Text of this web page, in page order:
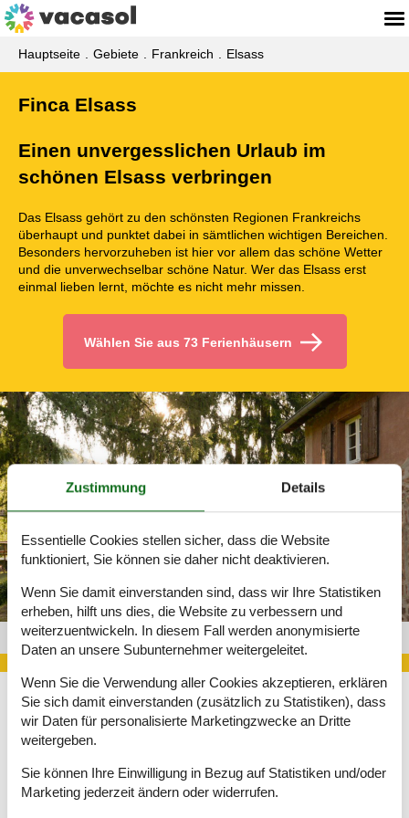
Hauptseite Gebiete Frankreich Elsass
Finca Elsass
Einen unvergesslichen Urlaub im
schönen Elsass verbringen
Das Elsass gehört zu den schönsten Regionen Frankreichs
überhaupt und punktet dabei in sämtlichen wichtigen Bereichen.
Besonders hervorzuheben ist hier vor allem das schöne Wetter
und die unverwechselbar schöne Natur. Wer das Elsass erst
einmal lieben lernt, möchte es nicht mehr missen.
Wählen Sie aus 73 Ferienhäusern
Finca Elsass 525-1896371
Für einen schönen Urlaub im Elsass ist eine geeignete
Unterkunft ohne jeden Zweifel unerlässlich. Für einen derartigen
da diese über eine sehr schöne Einrichtung auf einem zum Teil
sehr hohen Niveau verfügt.
Zustimmung Details
Essentielle Cookies stellen sicher, dass die Website
funktioniert, Sie können sie daher nicht deaktivieren.
Wenn Sie damit einverstanden sind, dass wir Ihre Statistiken
erheben, hilft uns dies, die Website zu verbessern und
weiterzuentwickeln. In diesem Fall werden anonymisierte
Daten an unsere Subunternehmer weitergeleitet.
Wenn Sie die Verwendung aller Cookies akzeptieren, erklären
Sie sich damit einverstanden (zusätzlich zu Statistiken), dass
wir Daten für personalisierte Marketingzwecke an Dritte
weitergeben.
Sie können Ihre Einwilligung in Bezug auf Statistiken und/oder
Marketing jederzeit ändern oder widerrufen.